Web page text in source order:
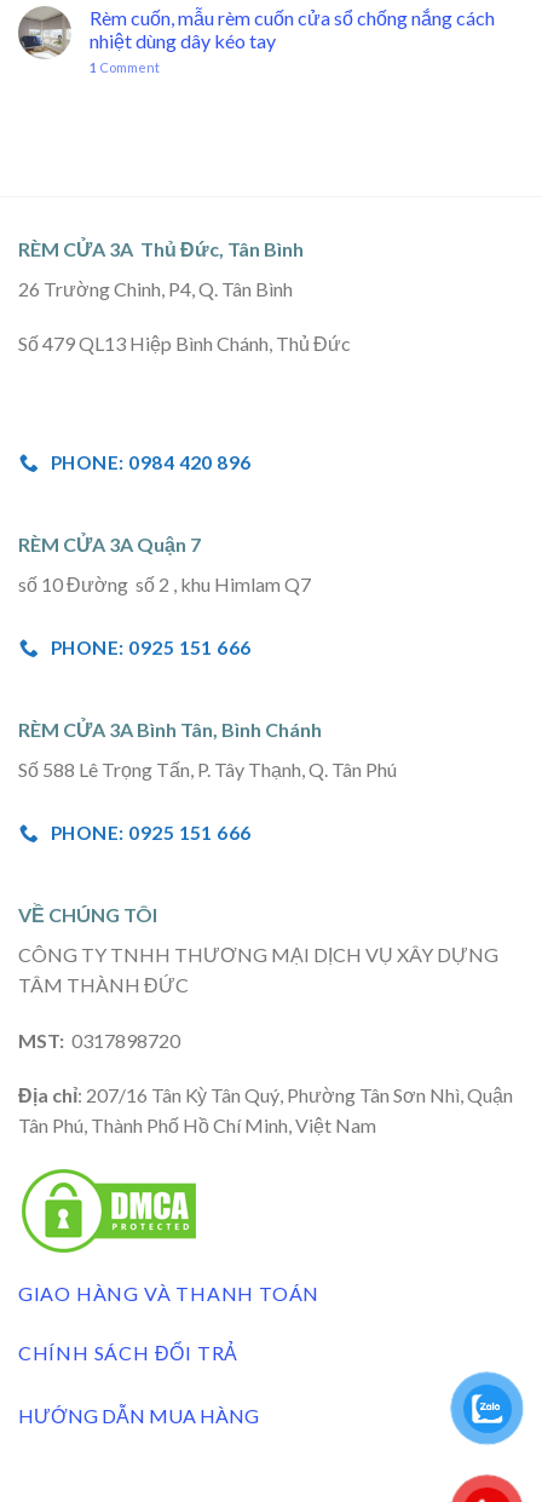
Rèm cuốn, mẫu rèm cuốn cửa sổ chống nắng cách
nhiệt dùng dây kéo tay
1 Comment
RÈM CỬA 3A Thủ Đức, Tân Bình
26 Trường Chinh, P4, Q. Tân Bình
Số 479 QL13 Hiệp Bình Chánh, Thủ Đức
PHONE: 0984 420 896
RÈM CỬA 3A Quận 7
số 10 Đường số 2 , khu Himlam Q7
PHONE: 0925 151 666
RÈM CỬA 3A Bình Tân, Bình Chánh
Số 588 Lê Trọng Tấn, P. Tây Thạnh, Q. Tân Phú
PHONE: 0925 151 666
VỀ CHÚNG TÔI
CÔNG TY TNHH THƯƠNG MẠI DỊCH VỤ XÂY DỰNG
TÂM THÀNH ĐỨC
MST: 0317898720
Địa chỉ: 207/16 Tân Kỳ Tân Quý, Phường Tân Sơn Nhì, Quận
Tân Phú, Thành Phố Hồ Chí Minh, Việt Nam
GIAO HÀNG VÀ THANH TOÁN
CHÍNH SÁCH ĐỔI TRẢ
HƯỚNG DẪN MUA HÀNG